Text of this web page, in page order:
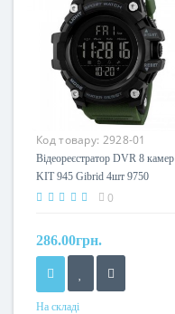
Код товару: 2928-01
Відеореєстратор DVR 8 камер
KIT 945 Gibrid 4шт 9750
0
286.00грн.
На складі